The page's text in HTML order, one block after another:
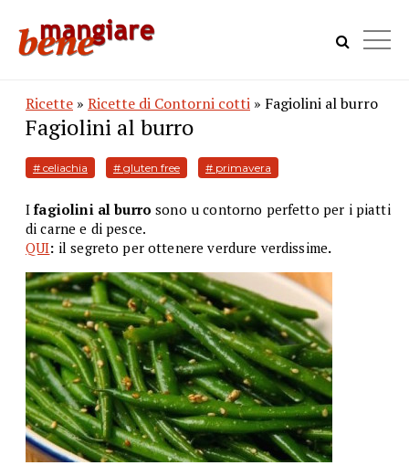
Ricette » Ricette di Contorni cotti » Fagiolini al burro
Fagiolini al burro
# celiachia # gluten free # primavera
Ifagiolini al burro sono u contorno perfetto per i piatti
di carne e di pesce.
QUI: il segreto per ottenere verdure verdissime.